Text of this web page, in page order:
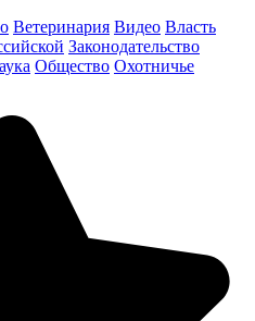
Ветеринария Видео Власть
Законодательство
Общество Охотничье